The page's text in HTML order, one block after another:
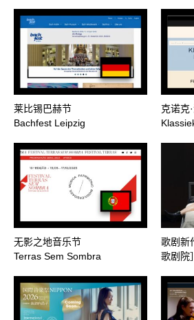
莱比锡巴赫节
Bachfest Leipzig
克诺克
无影之地音乐节
Terras Sem Sombra
歌剧新
歌剧院